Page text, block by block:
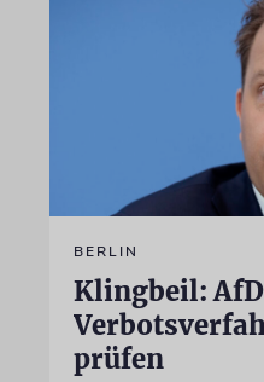
BERLIN
Klingbeil:
prüfen